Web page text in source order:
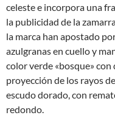
celeste e incorpora una
la publicidad de la
la marca han apostado
azulgranas en cuello y
color verde «bosque»
proyección de los rayos
escudo dorado, con
redondo.